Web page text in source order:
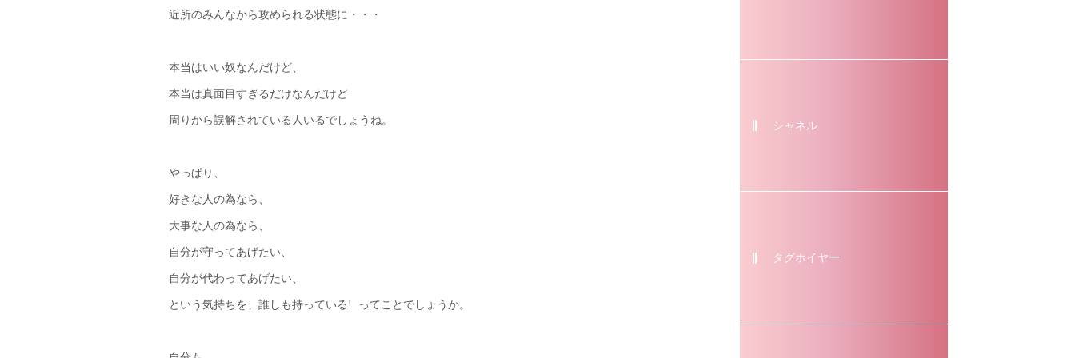
近所のみんなから攻められる状態に・・・
本当はいい奴なんだけど、
本当は真面目すぎるだけなんだけど
周りから誤解されている人いるでしょうね。
やっぱり、
好きな人の為なら、
大事な人の為なら、
自分が守ってあげたい、
自分が代わってあげたい、
という気持ちを、誰しも持っている! ってことでしょうか。
シャネル
タグホイヤー